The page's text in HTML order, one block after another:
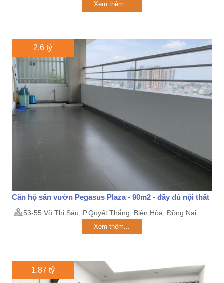
Xem thêm...
2.6 tỷ
Căn hộ sân vườn Pegasus Plaza - 90m2 - đầy đủ nội thất
53-55 Võ Thị Sáu, P.Quyết Thắng, Biên Hòa, Đồng Nai
Xem thêm...
1.87 tỷ